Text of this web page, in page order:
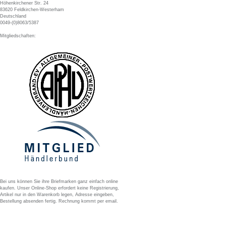
Höhenkirchener Str. 24
83620 Feldkirchen-Westerham
Deutschland
0049-(0)8063/5387
Mitgliedschaften:
Bei uns können Sie ihre Briefmarken ganz einfach online
kaufen. Unser Online-Shop erfordert keine Registrierung,
Artikel nur in den Warenkorb legen, Adresse eingeben,
Bestellung absenden fertig. Rechnung kommt per email.